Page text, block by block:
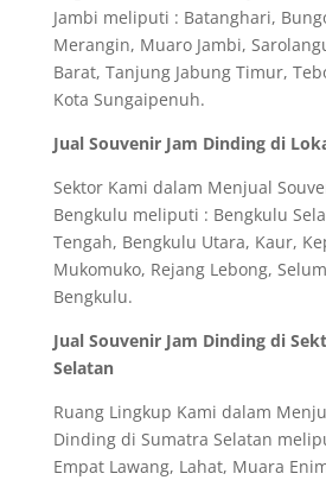
Jambi meliputi : Batanghari,
Merangin, Muaro Jambi,
Barat, Tanjung Jabung Timur,
Kota Sungaipenuh.
Jual Souvenir Jam Dinding di
Sektor Kami dalam Menjual
Bengkulu meliputi : Bengkulu
Tengah, Bengkulu Utara, Kaur,
Mukomuko, Rejang Lebong,
Bengkulu.
Jual Souvenir Jam Dinding di
Selatan
Ruang Lingkup Kami dalam
Dinding di Sumatra Selatan
Empat Lawang, Lahat, Muara